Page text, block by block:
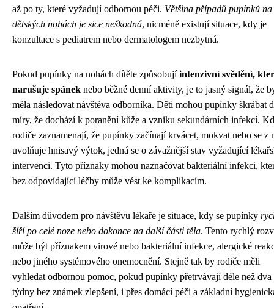
až po ty, které vyžadují odbornou péči. Většina případů pupínků na
dětských nohách je sice neškodná, nicméně existují situace, kdy je
konzultace s pediatrem nebo dermatologem nezbytná.
Pokud pupínky na nohách dítěte způsobujíintenzivní svědění,
narušuje spánek nebo běžné denní aktivity, je to jasný signál, že
měla následovat návštěva odborníka. Děti mohou pupínky škrábat
míry, že dochází k poranění kůže a vzniku sekundárních infekcí.
rodiče zaznamenají, že pupínky začínají krvácet, mokvat nebo se z
uvolňuje hnisavý výtok, jedná se o závažnější stav vyžadující
intervenci. Tyto příznaky mohou naznačovat bakteriální infekci,
bez odpovídající léčby může vést ke komplikacím.
Dalším důvodem pro návštěvu lékaře je situace, kdy se pupínky
šíří po celé noze nebo dokonce na další části těla. Tento rychlý
může být příznakem virové nebo bakteriální infekce, alergické
nebo jiného systémového onemocnění. Stejně tak by rodiče měli
vyhledat odbornou pomoc, pokud pupínky přetrvávají déle než dva
týdny bez známek zlepšení, i přes domácí péči a základní